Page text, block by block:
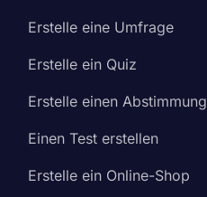
Erstelle eine Umfrage
Erstelle ein Quiz
Erstelle einen Abstimmung
Einen Test erstellen
Erstelle ein Online-Shop